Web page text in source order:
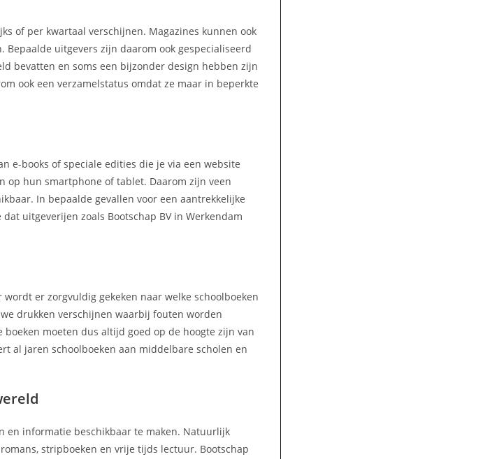
of per kwartaal verschijnen. Magazines kunnen ook
uitgevers zijn daarom ook gespecialiseerd
bevatten en soms een bijzonder design hebben zijn
ook een verzamelstatus omdat ze maar in beperkte
e-books of speciale edities die je via een website
op hun smartphone of tablet. Daarom zijn veen
In bepaalde gevallen voor een aantrekkelijke
uitgeverijen zoals Bootschap BV in Werkendam
er zorgvuldig gekeken naar welke schoolboeken
drukken verschijnen waarbij fouten worden
moeten dus altijd goed op de hoogte zijn van
al jaren schoolboeken aan middelbare scholen en
en informatie beschikbaar te maken. Natuurlijk
stripboeken en vrije tijds lectuur. Bootschap